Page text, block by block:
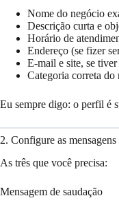
Nome do negócio
Descrição curta e
Horário de
Endereço (se fizer
E-mail e site, se tiver
Categoria correta do
Eu sempre digo: o perfil é
2. Configure as
As três que você precisa:
Mensagem de saudação